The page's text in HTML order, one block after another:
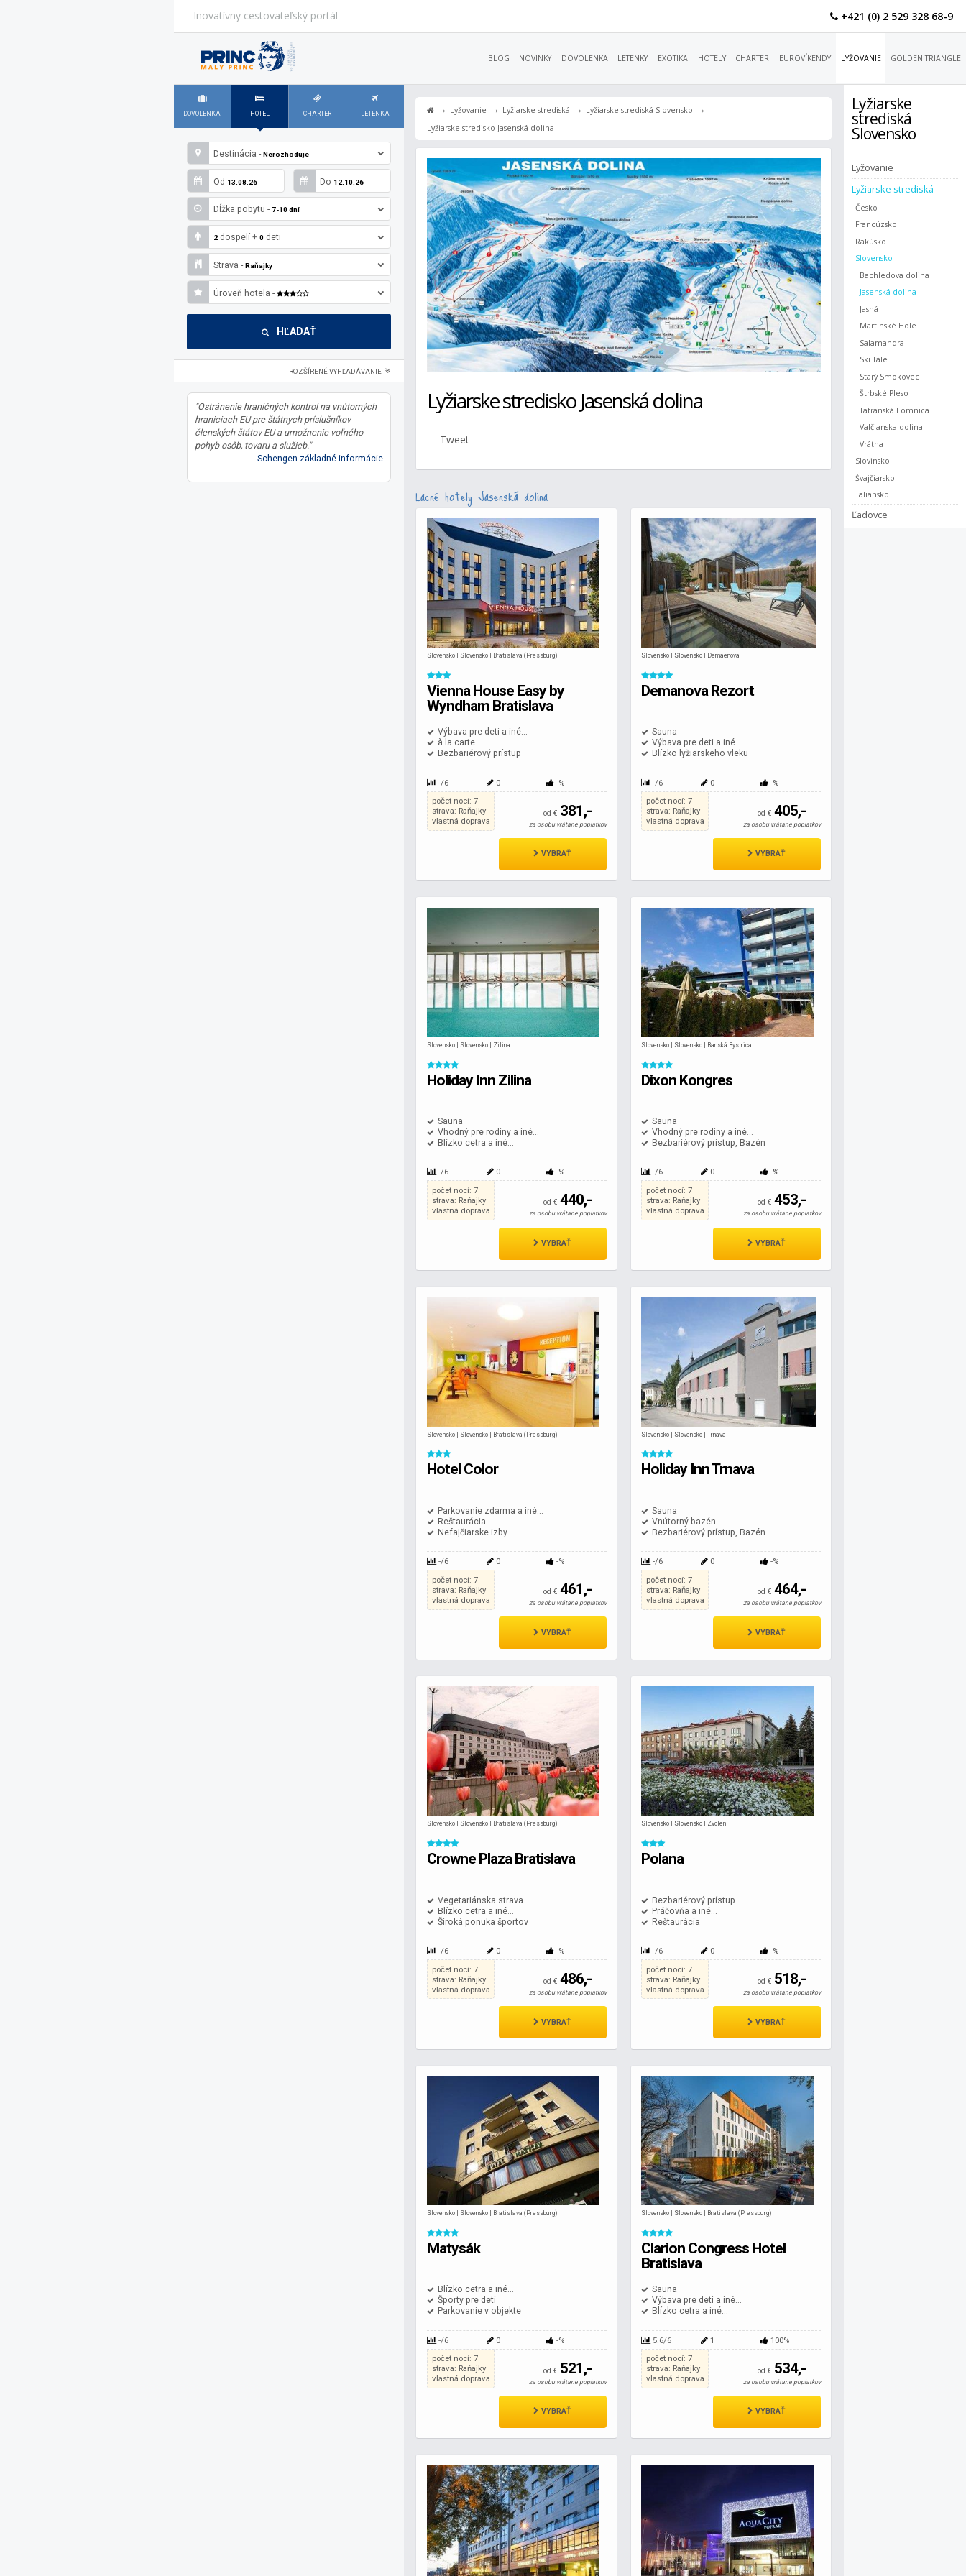
Inovatívny cestovateľský portál +421 (0) 2 529 328 68-9
BLOG NOVINKY DOVOLENKA LETENKY EXOTIKA HOTELY CHARTER EUROVÍKENDY LYŽOVANIE GOLDEN TRIANGLE
DOVOLENKA HOTEL CHARTER LETENKA
Destinácia -Nerozhoduje
Od 13.08.26 Do 12.10.26
Dĺžka pobytu - 7-10 dní
2 dospelí+0 deti
Strava -Raňajky
Úroveň hotela -
HĽADAŤ
ROZŠÍRENÉ VYHĽADÁVANIE
"Ostránenie hraničných kontrol na vnútorných
hraniciach EU pre štátnych príslušníkov
členských štátov EU a umožnenie voľného
pohyb osôb, tovaru a služieb."
Schengen základné informácie
Lyžiarske
strediská
Slovensko
Lyžovanie
Lyžiarske strediská
Česko
Francúzsko
Rakúsko
Slovensko
Bachledova dolina
Jasenská dolina
Jasná
Martinské Hole
Salamandra
Ski Tále
Starý Smokovec
Štrbské Pleso
Tatranská Lomnica
Valčianska dolina
Vrátna
Slovinsko
Švajčiarsko
Taliansko
Ľadovce
→ Lyžovanie → Lyžiarske strediská → Lyžiarske strediská Slovensko →
Lyžiarske stredisko Jasenská dolina
Lyžiarske stredisko Jasenská dolina
Tweet
Lacné hotely Jasenská dolina
Slovensko | Slovensko | Bratislava (Pressburg)
Vienna House Easy by
Wyndham Bratislava
Výbava pre deti a iné...
à la carte
Bezbariérový prístup
-/6 0
-%
počet nocí: 7
strava: Raňajky
vlastná doprava
od € 381,-
za osobu vrátane poplatkov
VYBRAŤ
Slovensko | Slovensko | Demaenova
Demanova Rezort
Sauna
Výbava pre deti a iné...
Blízko lyžiarskeho vleku
-/6 0
-%
počet nocí: 7
strava: Raňajky
vlastná doprava
od € 405,-
za osobu vrátane poplatkov
VYBRAŤ
Slovensko | Slovensko | Zilina
Holiday Inn Zilina
Sauna
Vhodný pre rodiny a iné...
Blízko cetra a iné...
-/6 0
-%
počet nocí: 7
strava: Raňajky
vlastná doprava
od € 440,-
za osobu vrátane poplatkov
VYBRAŤ
Slovensko | Slovensko | Banská Bystrica
Dixon Kongres
Sauna
Vhodný pre rodiny a iné...
Bezbariérový prístup, Bazén
-/6 0
-%
počet nocí: 7
strava: Raňajky
vlastná doprava
od € 453,-
za osobu vrátane poplatkov
VYBRAŤ
Slovensko | Slovensko | Bratislava (Pressburg)
Hotel Color
Parkovanie zdarma a iné...
Reštaurácia
Nefajčiarske izby
-/6 0
-%
počet nocí: 7
strava: Raňajky
vlastná doprava
od € 461,-
za osobu vrátane poplatkov
VYBRAŤ
Slovensko | Slovensko | Trnava
Holiday Inn Trnava
Sauna
Vnútorný bazén
Bezbariérový prístup, Bazén
-/6 0
-%
počet nocí: 7
strava: Raňajky
vlastná doprava
od € 464,-
za osobu vrátane poplatkov
VYBRAŤ
Slovensko | Slovensko | Bratislava (Pressburg)
Crowne Plaza Bratislava
Vegetariánska strava
Blízko cetra a iné...
Široká ponuka športov
-/6 0
-%
počet nocí: 7
strava: Raňajky
vlastná doprava
od € 486,-
za osobu vrátane poplatkov
VYBRAŤ
Slovensko | Slovensko | Zvolen
Polana
Bezbariérový prístup
Práčovňa a iné...
Reštaurácia
-/6 0
-%
počet nocí: 7
strava: Raňajky
vlastná doprava
od € 518,-
za osobu vrátane poplatkov
VYBRAŤ
Slovensko | Slovensko | Bratislava (Pressburg)
Matysák
Blízko cetra a iné...
Športy pre deti
Parkovanie v objekte
-/6 0
-%
počet nocí: 7
strava: Raňajky
vlastná doprava
od € 521,-
za osobu vrátane poplatkov
VYBRAŤ
Slovensko | Slovensko | Bratislava (Pressburg)
Clarion Congress Hotel
Bratislava
Sauna
Výbava pre deti a iné...
Blízko cetra a iné...
5.6/6 1
100%
počet nocí: 7
strava: Raňajky
vlastná doprava
od € 534,-
za osobu vrátane poplatkov
VYBRAŤ